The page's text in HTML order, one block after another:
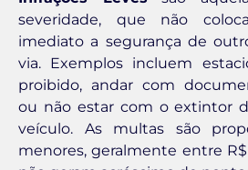
severidade, que não
imediato a segurança de
via. Exemplos incluem
proibido, andar com
ou não estar com o extintor
veículo. As multas são
menores, geralmente entre R$